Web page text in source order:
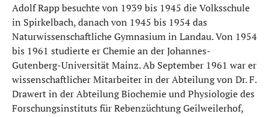
Adolf Rapp besuchte von 1939 bis 1945 die Volksschule
in Spirkelbach, danach von 1945 bis 1954 das
Naturwissenschaftliche Gymnasium in Landau. Von 1954
bis 1961 studierte er Chemie an der Johannes-
Gutenberg-Universität Mainz. Ab September 1961 war er
wissenschaftlicher Mitarbeiter in der Abteilung von Dr. F.
Drawert in der Abteilung Biochemie und Physiologie des
Forschungsinstituts für Rebenzüchtung Geilweilerhof,